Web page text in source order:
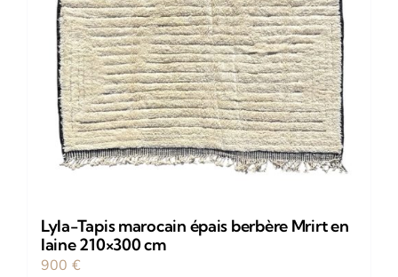
Lyla-Tapis marocain épais berbère Mrirt en
laine 210×300 cm
900 €